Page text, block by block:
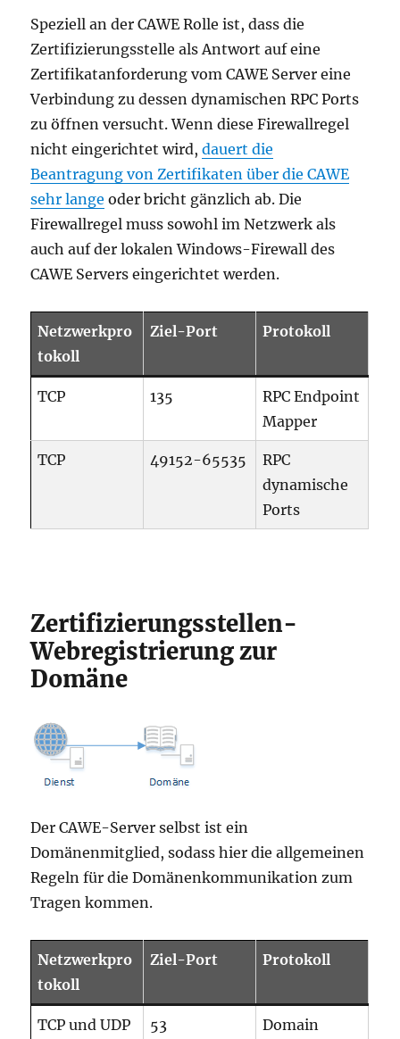
Speziell an der CAWE Rolle ist, dass die
Zertifizierungsstelle als Antwort auf eine
Zertifikatanforderung vom CAWE Server eine
Verbindung zu dessen dynamischen RPC Ports
zu öffnen versucht. Wenn diese Firewallregel
nicht eingerichtet wird,dauert die
Beantragung von Zertifikaten über die CAWE
sehr lange oder bricht gänzlich ab. Die
Firewallregel muss sowohl im Netzwerk als
auch auf der lokalen Windows-Firewall des
CAWE Servers eingerichtet werden.
Netzwerkpro
tokoll
Ziel-Port Protokoll
TCP 135
RPC Endpoint
Mapper
TCP 49152-65535
RPC
dynamische
Ports
Zertifizierungsstellen-
Webregistrierung zur
Domäne
Der CAWE-Server selbst ist ein
Domänenmitglied, sodass hier die allgemeinen
Regeln für die Domänenkommunikation zum
Tragen kommen.
Netzwerkpro
tokoll
Ziel-Port Protokoll
TCP und UDP 53
Domain